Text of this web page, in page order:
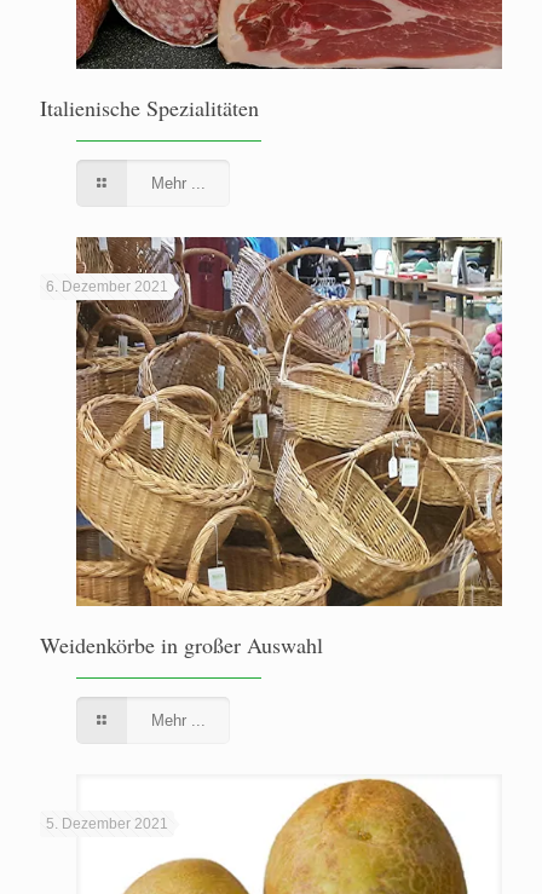
Italienische Spezialitäten
Mehr ...
6. Dezember 2021
Weidenkörbe in großer Auswahl
Mehr ...
5. Dezember 2021